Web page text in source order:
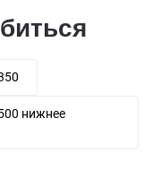
нижнее